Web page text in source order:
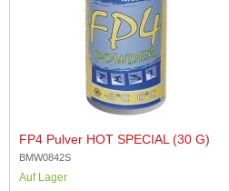
FP4 Pulver HOT SPECIAL (30 G)
BMW0842S
Auf Lager